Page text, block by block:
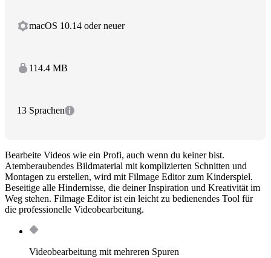
macOS 10.14 oder neuer
114.4 MB
13 Sprachen
Bearbeite Videos wie ein Profi, auch wenn du keiner bist.
Atemberaubendes Bildmaterial mit komplizierten Schnitten und
Montagen zu erstellen, wird mit Filmage Editor zum Kinderspiel.
Beseitige alle Hindernisse, die deiner Inspiration und Kreativität im
Weg stehen. Filmage Editor ist ein leicht zu bedienendes Tool für
die professionelle Videobearbeitung.
Videobearbeitung mit mehreren Spuren